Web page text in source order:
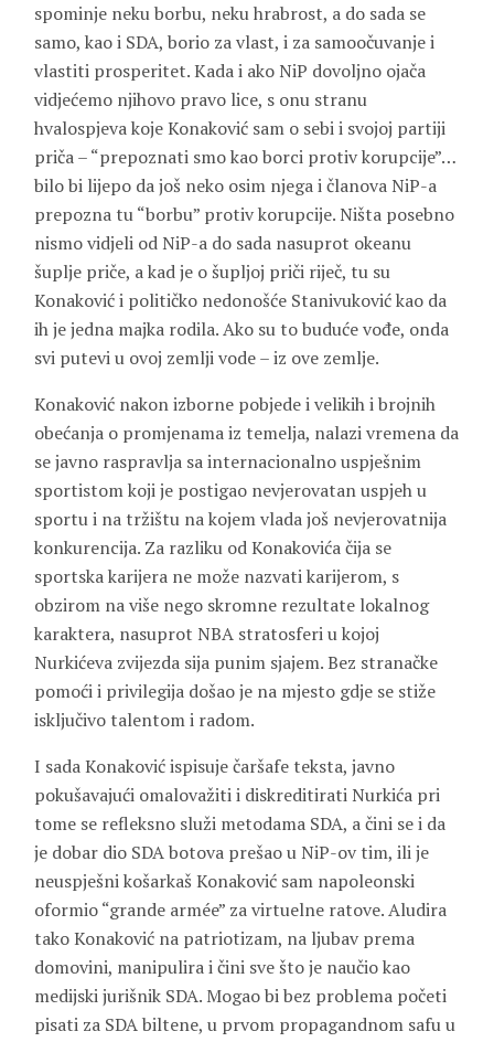
spominje neku borbu, neku hrabrost, a do sada se
samo, kao i SDA, borio za vlast, i za samoočuvanje i
vlastiti prosperitet. Kada i ako NiP dovoljno ojača
vidjećemo njihovo pravo lice, s onu stranu
hvalospjeva koje Konaković sam o sebi i svojoj partiji
priča – “prepoznati smo kao borci protiv korupcije”…
bilo bi lijepo da još neko osim njega i članova NiP-a
prepozna tu “borbu” protiv korupcije. Ništa posebno
nismo vidjeli od NiP-a do sada nasuprot okeanu
šuplje priče, a kad je o šupljoj priči riječ, tu su
Konaković i političko nedonošće Stanivuković kao da
ih je jedna majka rodila. Ako su to buduće vođe, onda
svi putevi u ovoj zemlji vode – iz ove zemlje.
Konaković nakon izborne pobjede i velikih i brojnih
obećanja o promjenama iz temelja, nalazi vremena da
se javno raspravlja sa internacionalno uspješnim
sportistom koji je postigao nevjerovatan uspjeh u
sportu i na tržištu na kojem vlada još nevjerovatnija
konkurencija. Za razliku od Konakovića čija se
sportska karijera ne može nazvati karijerom, s
obzirom na više nego skromne rezultate lokalnog
karaktera, nasuprot NBA stratosferi u kojoj
Nurkićeva zvijezda sija punim sjajem. Bez stranačke
pomoći i privilegija došao je na mjesto gdje se stiže
isključivo talentom i radom.
I sada Konaković ispisuje čaršafe teksta, javno
pokušavajući omalovažiti i diskreditirati Nurkića pri
tome se refleksno služi metodama SDA, a čini se i da
je dobar dio SDA botova prešao u NiP-ov tim, ili je
neuspješni košarkaš Konaković sam napoleonski
oformio “grande armée” za virtuelne ratove. Aludira
tako Konaković na patriotizam, na ljubav prema
domovini, manipulira i čini sve što je naučio kao
medijski jurišnik SDA. Mogao bi bez problema početi
pisati za SDA biltene, u prvom propagandnom safu u